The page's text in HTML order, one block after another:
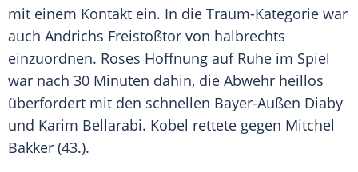
mit einem Kontakt ein. In die Traum-Kategorie war
auch Andrichs Freistoßtor von halbrechts
einzuordnen. Roses Hoffnung auf Ruhe im Spiel
war nach 30 Minuten dahin, die Abwehr heillos
überfordert mit den schnellen Bayer-Außen Diaby
und Karim Bellarabi. Kobel rettete gegen Mitchel
Bakker (43.).